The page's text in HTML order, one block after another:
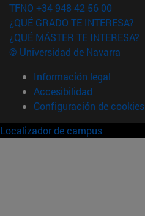
TFNO +34 948 42 56 00
¿QUÉ GRADO TE INTERESA?
¿QUÉ MÁSTER TE INTERESA?
© Universidad de Navarra
Información legal
Accesibilidad
Configuración de cookies
Localizador de campus